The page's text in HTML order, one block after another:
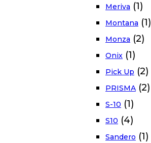
Meriva (1)
Montana (1)
Monza (2)
Onix (1)
Pick Up (2)
PRISMA (2)
S-10 (1)
S10 (4)
Sandero (1)